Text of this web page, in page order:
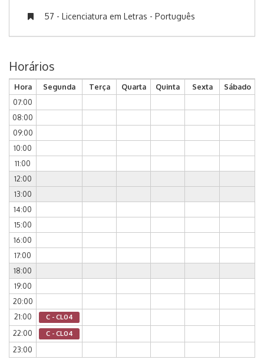
57 - Licenciatura em Letras - Português
Horários
Hora Segunda Terça Quarta Quinta Sexta
Sábado
07:00
08:00
09:00
10:00
11:00
12:00
13:00
14:00
15:00
16:00
17:00
18:00
19:00
20:00
21:00
C - CL04
22:00 C - CL04
23:00